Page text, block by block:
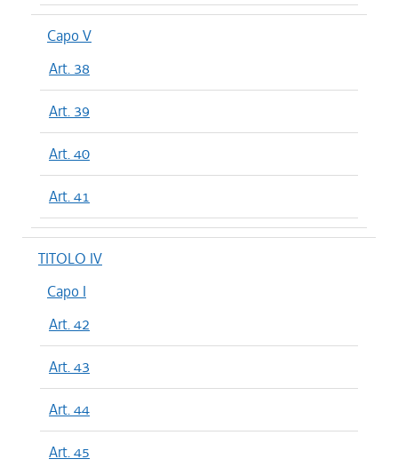
Capo V
Art. 38
Art. 39
Art. 40
Art. 41
TITOLO IV
Capo I
Art. 42
Art. 43
Art. 44
Art. 45